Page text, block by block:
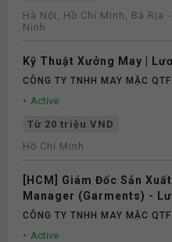
Hà Nội, Hồ Chí Minh, Bà Rịa
Ninh
Kỹ Thuật Xưởng May |
CÔNG TY TNHH MAY MẶC QTF
Active
Từ 20 triệu VND
Hồ Chí Minh
[HCM] Giám Đốc Sản
Manager (Garments) -
CÔNG TY TNHH MAY MẶC QTF
Active